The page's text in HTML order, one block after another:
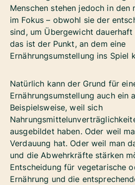
Menschen stehen jedoch in den
im Fokus – obwohl sie der
sind, um Übergewicht
das ist der Punkt, an dem eine
Ernährungsumstellung ins Spiel
Natürlich kann der Grund für
Ernährungsumstellung auch ein
Beispielsweise, weil sich
ausgebildet haben. Oder weil
Verdauung hat. Oder weil man
und die Abwehrkräfte stärken
Entscheidung für vegetarische
Ernährung und die